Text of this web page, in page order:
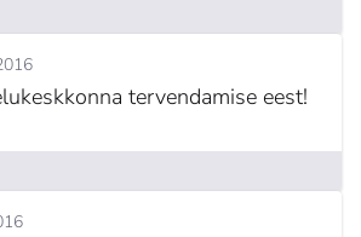
tervendamise eest!